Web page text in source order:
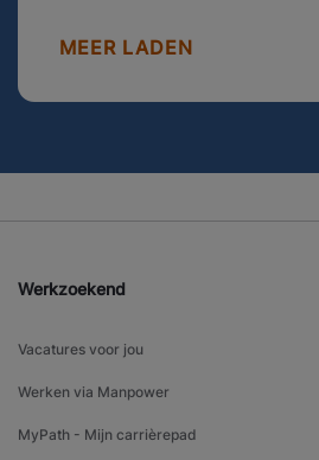
MEER LADEN
Werkzoekend
Vacatures voor jou
Werken via Manpower
MyPath - Mijn carrièrepad